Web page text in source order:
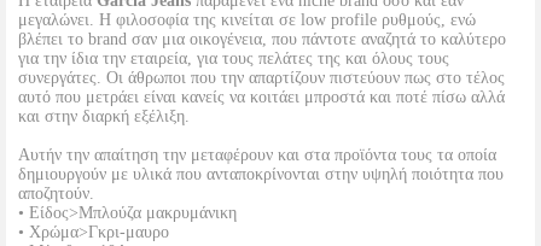
μεγαλώνει. Η φιλοσοφία της κινείται σε low profile ρυθμούς, ενώ
βλέπει το brand σαν μια οικογένεια, που πάντοτε αναζητά το καλύτερο
για την ίδια την εταιρεία, για τους πελάτες της και όλους τους
συνεργάτες. Οι άθρωποι που την απαρτίζουν πιστεύουν πως στο τέλος
αυτό που μετράει είναι κανείς να κοιτάει μπροστά και ποτέ πίσω αλλά
και στην διαρκή εξέλιξη.
Αυτήν την απαίτηση την μεταφέρουν και στα προϊόντα τους τα οποία
δημιουργούν με υλικά που ανταποκρίνονται στην υψηλή ποιότητα που
αποζητούν.
• Είδος>Μπλούζα μακρυμάνικη
• Χρώμα>Γκρι-μαυρο